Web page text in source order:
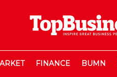
FINANCE BUMN